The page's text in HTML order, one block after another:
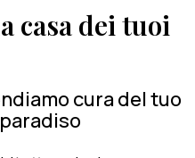
casa dei tuoi
cura del tuo